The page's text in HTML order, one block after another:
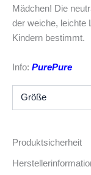
Mädchen! Die
der weiche, leichte
Kindern bestimmt.
Info: PurePure
Größe
Produktsicherheit